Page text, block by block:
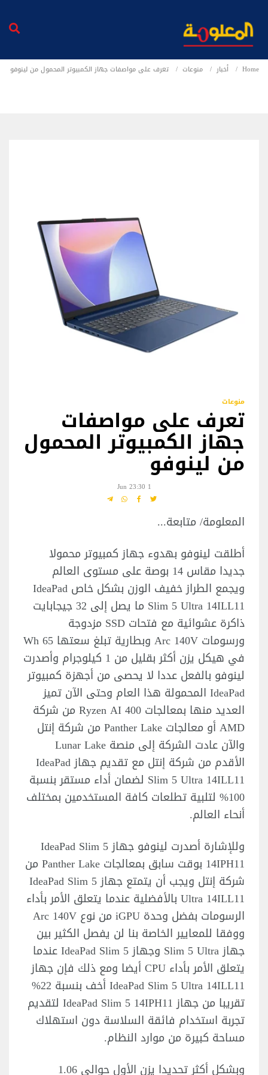
Home أخبار منوعات تعرف على مواصفات جهاز الكمبيوتر المحمول من لينوفو
منوعات
تعرف على مواصفات
جهاز الكمبيوتر المحمول
من لينوفو
1 Jun 23:30
المعلومة/ متابعة...
أطلقت لينوفو بهدوء جهاز كمبيوتر محمولا
جديدا مقاس 14 بوصة على مستوى العالم
ويجمع الطراز خفيف الوزن بشكل خاص IdeaPad
Slim 5 Ultra 14ILL11 ما يصل إلى 32 جيجابايت
ذاكرة عشوائية مع فتحات SSD مزدوجة
ورسومات Arc 140V وبطارية تبلغ سعتها 65 Wh
في هيكل يزن أكثر بقليل من 1 كيلوجرام وأصدرت
لينوفو بالفعل عددا لا يحصى من أجهزة كمبيوتر
IdeaPad المحمولة هذا العام وحتى الآن تميز
العديد منها بمعالجات Ryzen AI 400 من شركة
AMD أو معالجات Panther Lake من شركة إنتل
والآن عادت الشركة إلى منصة Lunar Lake
الأقدم من شركة إنتل مع تقديم جهاز IdeaPad
Slim 5 Ultra 14ILL11 لضمان أداء مستقر بنسبة
100% لتلبية تطلعات كافة المستخدمين بمختلف
أنحاء العالم.
وللإشارة أصدرت لينوفو جهاز IdeaPad Slim 5
14IPH11 بوقت سابق بمعالجات Panther Lake من
شركة إنتل ويجب أن يتمتع جهاز IdeaPad Slim 5
Ultra 14ILL11 بالأفضلية عندما يتعلق الأمر بأداء
الرسومات بفضل وحدة iGPU من نوع Arc 140V
ووفقا للمعايير الخاصة بنا لن يفصل الكثير بين
جهاز Slim 5 Ultra وجهاز IdeaPad Slim 5 عندما
يتعلق الأمر بأداء CPU أيضا ومع ذلك فإن جهاز
IdeaPad Slim 5 Ultra 14ILL11 أخف بنسبة 22%
تقريبا من جهاز IdeaPad Slim 5 14IPH11 لتقديم
تجربة استخدام فائقة السلاسة دون استهلاك
مساحة كبيرة من موارد النظام.
وبشكل أكثر تحديدا يزن الأول حوالي 1.06